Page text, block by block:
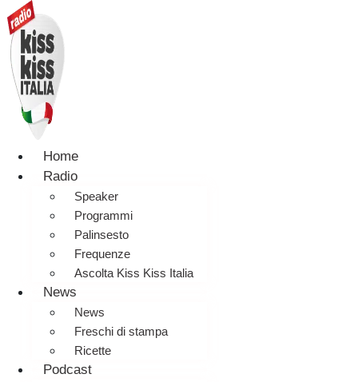
Home
Radio
Speaker
Programmi
Palinsesto
Frequenze
Ascolta Kiss Kiss Italia
News
News
Freschi di stampa
Ricette
Podcast